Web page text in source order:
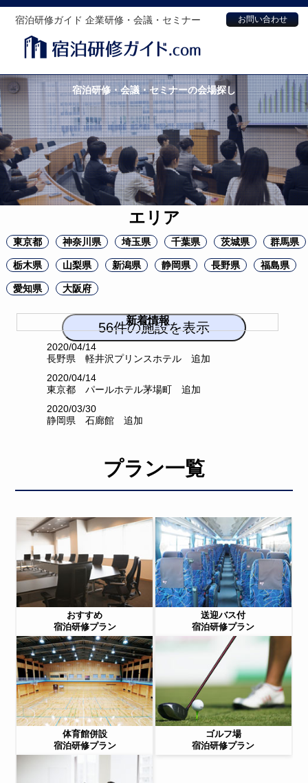
宿泊研修ガイド 企業研修・会議・セミナー お問い合わせ
宿泊研修・会議・セミナーの会場探し
エリア
東京都 神奈川県 埼玉県 千葉県 茨城県 群馬県
栃木県 山梨県 新潟県 静岡県 長野県 福島県
愛知県 大阪府
新着情報
2020/04/14
長野県 軽井沢プリンスホテル 追加
2020/04/14
東京都 パールホテル茅場町 追加
2020/03/30
静岡県 石廊館 追加
2020/01/22
新潟県 ホテルみかわ追加
2020/01/21
群馬 KKR水上 水明荘 追加
2019/12/24
新潟 ホテルベルナティオ 追加
2019/12/20
宿泊研修ガイド.com 開設しました
プラン一覧
おすすめ
宿泊研修プラン
送迎バス付
宿泊研修プラン
体育館併設
宿泊研修プラン
ゴルフ場
宿泊研修プラン